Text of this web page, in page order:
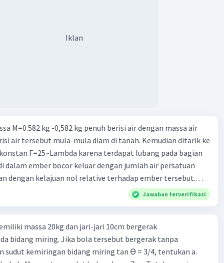
Iklan
M=0.582 kg -0,582 kg penuh berisi air dengan massa air
air tersebut mula-mula diam di tanah. Kemudian ditarik ke
F=25~Lambda karena terdapat lubang pada bagian
dalam ember bocor keluar dengan jumlah air persatuan
dengan kelajuan nol relative terhadap ember tersebut.
ember tersebut kosong dari air. Kecepatan ember pada
s)
Jawaban terverifikasi
massa 20kg dan jari-jari 10cm bergerak
bidang miring. Jika bola tersebut bergerak tanpa
sudut kemiringan bidang miring tan ϴ = 3/4, tentukan a.